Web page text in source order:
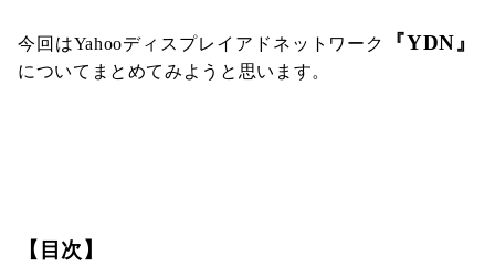
今回はYahooディスプレイアドネットワーク 『YDN』
についてまとめてみようと思います。
【目次】